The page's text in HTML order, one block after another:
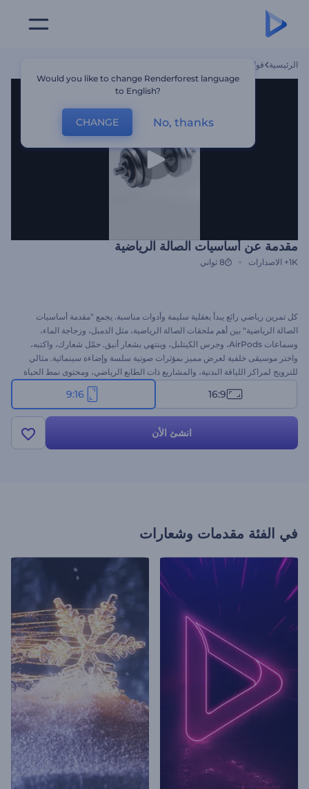
الرئيسية قوالب
مقدمة عن أساسيات الصالة الرياضية
1K+ الاصدارات 8 ثواني
كل تمرين رياضي رائع يبدأ بعقلية سليمة وأدوات مناسبة. يجمع "مقدمة أساسيات
الصالة الرياضية" بين أهم ملحقات الصالة الرياضية، مثل الدمبل، وزجاجة الماء،
وسماعات AirPods، وجرس الكيتلبل، وينتهي بشعار أنيق. حمّل شعارك، واكتبه،
واختر موسيقى خلفية لعرض مميز بمؤثرات صوتية سلسة وإضاءة سينمائية. مثالي
للترويج لمراكز اللياقة البدنية، والمشاريع ذات الطابع الرياضي، ومحتوى نمط الحياة
16:9
9:16
انشئ الأن
في الفئة مقدمات وشعارات
Would you like to change Renderforest language
to English?
CHANGE No, thanks